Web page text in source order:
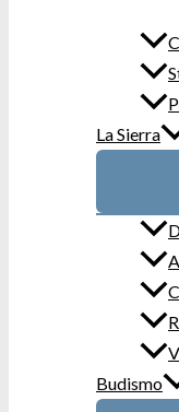
La Sierra
Budismo